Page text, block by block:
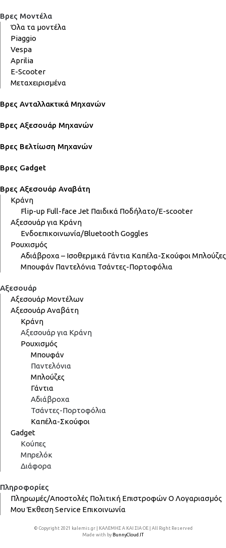
Βρες Μοντέλα
Όλα τα μοντέλα
Piaggio
Vespa
Aprilia
E-Scooter
Μεταχειρισμένα
Βρες Ανταλλακτικά Μηχανών
Βρες Αξεσουάρ Μηχανών
Βρες Βελτίωση Μηχανών
Βρες Gadget
Βρες Αξεσουάρ Αναβάτη
Κράνη
Flip-up Full-faceJet Παιδικά Ποδήλατο/E-scooter
Αξεσουάρ για Κράνη
Ενδοεπικοινωνία/BluetoothGoggles
Ρουχισμός
Αδιάβροχα – Ισοθερμικά Γάντια Καπέλα-Σκούφοι Μπλούζες
Μπουφάν Παντελόνια Τσάντες-Πορτοφόλια
Αξεσουάρ
Αξεσουάρ Μοντέλων
Αξεσουάρ Αναβάτη
Κράνη
Αξεσουάρ για Κράνη
Ρουχισμός
Μπουφάν
Παντελόνια
Μπλούζες
Γάντια
Αδιάβροχα
Τσάντες-Πορτοφόλια
Καπέλα-Σκούφοι
Gadget
Κούπες
Μπρελόκ
Διάφορα
Πληροφορίες
Πληρωμές/Αποστολές Πολιτική ΕπιστροφώνΟ Λογαριασμός
ΜουΈκθεσηService Επικοινωνία
© Copyright 2021 kalemis.gr | ΚΑΛΕΜΗΣ Α ΚΑΙ ΣΙΑ ΟΕ | All Right Reserved
Made with by BunnyCloud.IT